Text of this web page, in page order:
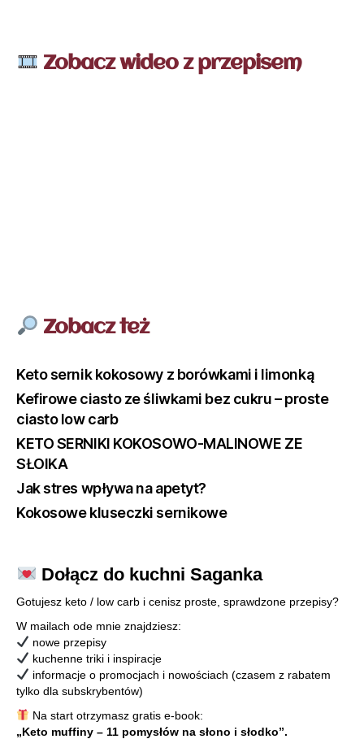
Zobacz wideo z przepisem
Zobacz też
Keto sernik kokosowy z borówkami i limonką
Kefirowe ciasto ze śliwkami bez cukru – proste
ciasto low carb
KETO SERNIKI KOKOSOWO-MALINOWE ZE
SŁOIKA
Jak stres wpływa na apetyt?
Kokosowe kluseczki sernikowe
Dołącz do kuchni Saganka
Gotujesz keto / low carb i cenisz proste, sprawdzone przepisy?
W mailach ode mnie znajdziesz:
nowe przepisy
kuchenne triki i inspiracje
informacje o promocjach i nowościach (czasem z rabatem
tylko dla subskrybentów)
Na start otrzymasz gratis e-book:
„Keto muffiny – 11 pomysłów na słono i słodko”.